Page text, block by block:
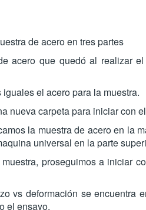
de acero en tres partes
acero que quedó al realizar
el acero para la muestra.
nueva carpeta para iniciar con
la muestra de acero en la
universal en la parte
proseguimos a iniciar
vs deformación se
el ensayo.